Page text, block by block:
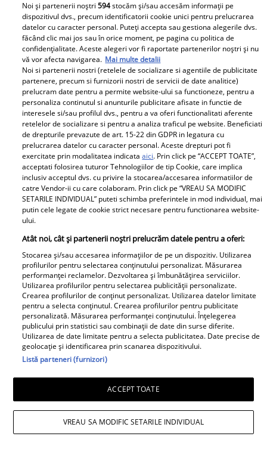
Un vecin instruit poate salva o
viață. Vezi despre ce e vorba
Libertatea.ro
Cât costă un litru de benzină și
motorină, marți, 21 iulie 2026, în
București, Iași, Cluj-Napoca,
Timișoara și Constanța
Avantaje
Ea - 52, el - 29, atât aveau când s-
au îndrăgostit, dar iubirea nu a
rezistat. La 6 luni de la
despărțirea de Octavian Ene, uite
cum a răspuns Daniela Nane la
Noi și partenerii noștri594stocăm și/sau accesăm informații pe
dispozitivul dvs., precum identificatorii cookie unici pentru prelucrarea
datelor cu caracter personal. Puteți accepta sau gestiona alegerile dvs.
făcând clic mai jos sau în orice moment, pe pagina cu politica de
confidențialitate. Aceste alegeri vor fi raportate partenerilor noștri și nu
vă vor afecta navigarea. Mai multe detalii
Noi si partenerii nostri (retelele de socializare si agentiile de publicitate
partenere, precum si furnizorii nostri de servicii de date analitice)
prelucram date pentru a permite website-ului sa functioneze, pentru a
personaliza continutul si anunturile publicitare afisate in functie de
interesele si/sau profilul dvs., pentru a va oferi functionalitati aferente
retelelor de socializare si pentru a analiza traficul pe website. Beneficiati
de drepturile prevazute de art. 15-22 din GDPR in legatura cu
prelucrarea datelor cu caracter personal. Aceste drepturi pot fi
exercitate prin modalitatea indicataaici. Prin click pe “ACCEPT TOATE”,
acceptati folosirea tuturor Tehnologiilor de tip Cookie, care implica
inclusiv acceptul dvs. cu privire la stocarea/accesarea informatiilor de
catre Vendor-ii cu care colaboram. Prin click pe “VREAU SA MODIFIC
SETARILE INDIVIDUAL” puteti schimba preferintele in mod individual, mai
putin cele legate de cookie strict necesare pentru functionarea website-
ului.
Atât noi, cât și partenerii noștri prelucrăm datele pentru a oferi:
Stocarea și/sau accesarea informațiilor de pe un dispozitiv. Utilizarea
profilurilor pentru selectarea conținutului personalizat. Măsurarea
performanței reclamelor. Dezvoltarea și îmbunătățirea serviciilor.
Utilizarea profilurilor pentru selectarea publicității personalizate.
Crearea profilurilor de conținut personalizat. Utilizarea datelor limitate
pentru a selecta conținutul. Crearea profilurilor pentru publicitate
personalizată. Măsurarea performanței conținutului. Înțelegerea
publicului prin statistici sau combinații de date din surse diferite.
Utilizarea de date limitate pentru a selecta publicitatea. Date precise de
geolocație și identificarea prin scanarea dispozitivului.
Listă parteneri (furnizori)
ACCEPT TOATE
VREAU SA MODIFIC SETARILE INDIVIDUAL